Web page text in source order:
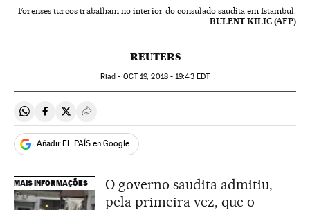
Forenses turcos trabalham no interior do consulado saudita em Istambul.
BULENT KILIC (AFP)
REUTERS
Riad - OCT19, 2018 - 19:43EDT
Compartir en Whatsapp
Compartir en Facebook
Compartir en Twitter
Desplegar Redes Sociales
Añadir EL PAÍS en Google
MAIS INFORMAÇÕES
O governo saudita admitiu,
pela primeira vez, que o